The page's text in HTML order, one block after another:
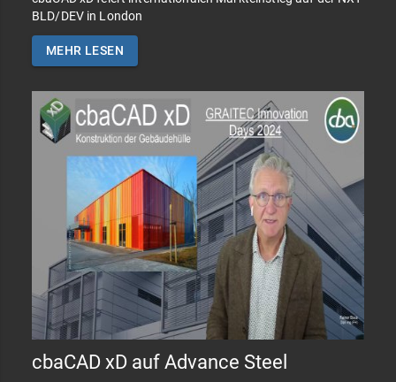
BLD/DEV in London
MEHR LESEN
cbaCAD xD auf Advance Steel